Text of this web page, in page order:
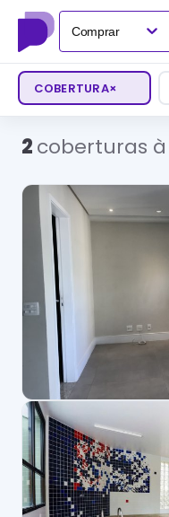
Comprar
COBERTURA×
2coberturas à